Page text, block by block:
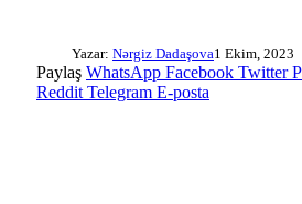
Yazar: Nərgiz Dadaşova1 Ekim, 2023
Paylaş WhatsApp Facebook Twitter
Reddit Telegram E-posta